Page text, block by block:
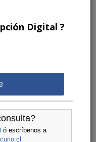
Digital ?
ó escríbenos a